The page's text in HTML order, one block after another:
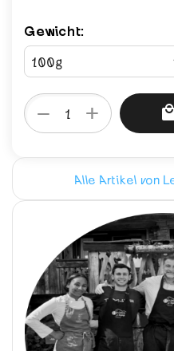
Gewicht:
+
−
Alle Artikel von